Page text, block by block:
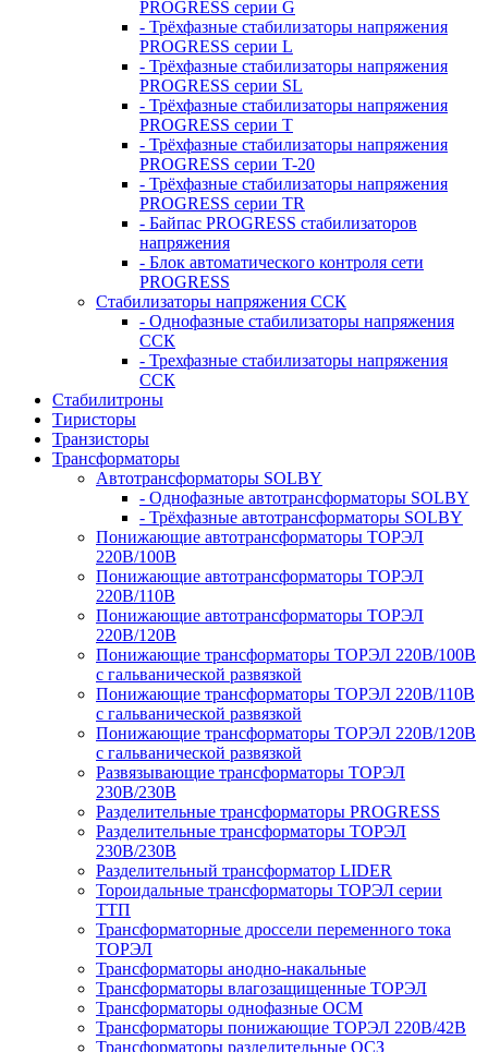
PROGRESS серии G
- Трёхфазные стабилизаторы напряжения
PROGRESS серии L
- Трёхфазные стабилизаторы напряжения
PROGRESS серии SL
- Трёхфазные стабилизаторы напряжения
PROGRESS серии T
- Трёхфазные стабилизаторы напряжения
PROGRESS серии T-20
- Трёхфазные стабилизаторы напряжения
PROGRESS серии TR
- Байпас PROGRESS стабилизаторов
напряжения
- Блок автоматического контроля сети
PROGRESS
Стабилизаторы напряжения ССК
- Однофазные стабилизаторы напряжения
ССК
- Трехфазные стабилизаторы напряжения
ССК
Стабилитроны
Тиристоры
Транзисторы
Трансформаторы
Автотрансформаторы SOLBY
- Однофазные автотрансформаторы SOLBY
- Трёхфазные автотрансформаторы SOLBY
Понижающие автотрансформаторы ТОРЭЛ
220В/100В
Понижающие автотрансформаторы ТОРЭЛ
220В/110В
Понижающие автотрансформаторы ТОРЭЛ
220В/120В
Понижающие трансформаторы ТОРЭЛ 220В/100В
с гальванической развязкой
Понижающие трансформаторы ТОРЭЛ 220В/110В
с гальванической развязкой
Понижающие трансформаторы ТОРЭЛ 220В/120В
с гальванической развязкой
Развязывающие трансформаторы ТОРЭЛ
230В/230В
Разделительные трансформаторы PROGRESS
Разделительные трансформаторы ТОРЭЛ
230В/230В
Разделительный трансформатор LIDER
Тороидальные трансформаторы ТОРЭЛ серии
ТТП
Трансформаторные дроссели переменного тока
ТОРЭЛ
Трансформаторы анодно-накальные
Трансформаторы влагозащищенные ТОРЭЛ
Трансформаторы однофазные ОСМ
Трансформаторы понижающие ТОРЭЛ 220В/42В
Трансформаторы разделительные ОСЗ